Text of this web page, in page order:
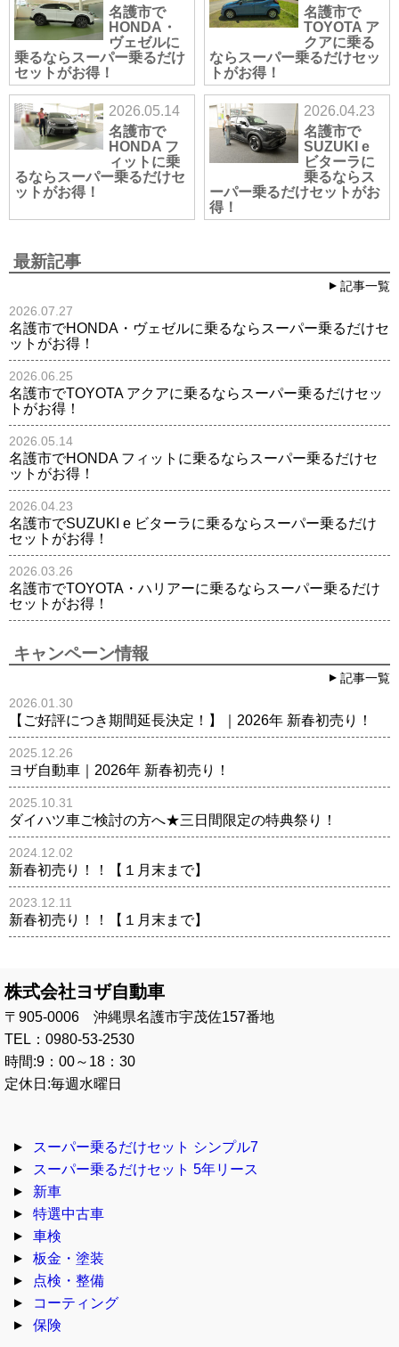
名護市で
HONDA・
ヴェゼルに
乗るならスーパー乗るだけ
セットがお得！
名護市で
TOYOTA ア
クアに乗る
ならスーパー乗るだけセッ
トがお得！
2026.05.14
名護市で
HONDA フ
ィットに乗
るならスーパー乗るだけセ
ットがお得！
2026.04.23
名護市で
SUZUKI e
ビターラに
乗るならス
ーパー乗るだけセットがお
得！
最新記事
記事一覧
2026.07.27
名護市でHONDA・ヴェゼルに乗るならスーパー乗るだけセ
ットがお得！
2026.06.25
名護市でTOYOTA アクアに乗るならスーパー乗るだけセッ
トがお得！
2026.05.14
名護市でHONDA フィットに乗るならスーパー乗るだけセ
ットがお得！
2026.04.23
名護市でSUZUKI e ビターラに乗るならスーパー乗るだけ
セットがお得！
2026.03.26
名護市でTOYOTA・ハリアーに乗るならスーパー乗るだけ
セットがお得！
キャンペーン情報
記事一覧
2026.01.30
【ご好評につき期間延長決定！】｜2026年 新春初売り！
2025.12.26
ヨザ自動車｜2026年 新春初売り！
2025.10.31
ダイハツ車ご検討の方へ★三日間限定の特典祭り！
2024.12.02
新春初売り！！【１月末まで】
2023.12.11
新春初売り！！【１月末まで】
株式会社ヨザ自動車
〒905-0006 沖縄県名護市宇茂佐157番地
TEL：0980-53-2530
時間:9：00～18：30
定休日:毎週水曜日
スーパー乗るだけセット シンプル7
スーパー乗るだけセット 5年リース
新車
特選中古車
車検
板金・塗装
点検・整備
コーティング
保険